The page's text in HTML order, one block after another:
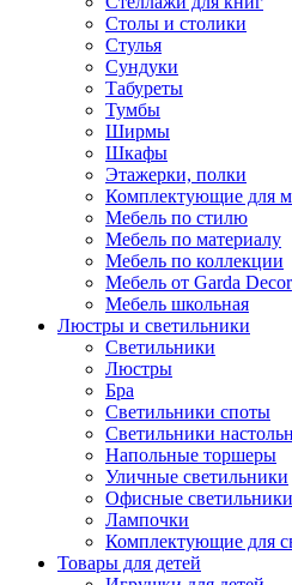
Столы и столики
Стулья
Сундуки
Табуреты
Тумбы
Ширмы
Шкафы
Этажерки, полки
Комплектующие для
Мебель по стилю
Мебель по материалу
Мебель по коллекции
Мебель от Garda Decor
Мебель школьная
Люстры и светильники
Светильники
Люстры
Бра
Светильники споты
Светильники
Напольные торшеры
Уличные светильники
Офисные светильники
Лампочки
Комплектующие для
Товары для детей